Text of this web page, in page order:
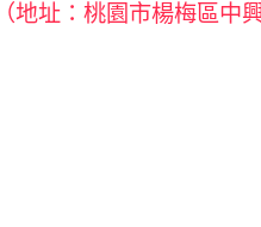
地址：桃園市楊梅區